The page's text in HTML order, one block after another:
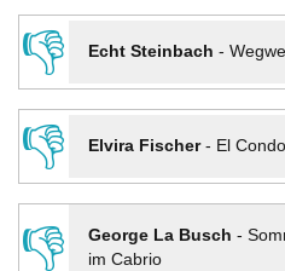
👎
Echt Steinbach -
👎
Elvira Fischer- El
👎
George La Busch -
im Cabrio